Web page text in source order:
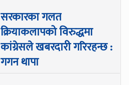
सरकारका गलत
क्रियाकलापको विरुद्धमा
कांग्रेसले खबरदारी गरिरहन्छ :
गगन थापा